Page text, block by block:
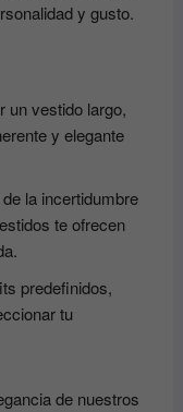
y gusto.
un vestido largo,
y elegante
la incertidumbre
te ofrecen
predefinidos,
tu
de nuestros